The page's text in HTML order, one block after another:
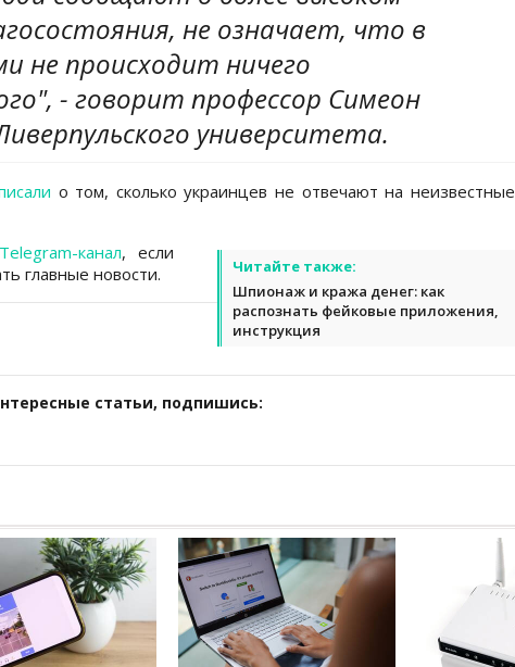
не означает, что в
не происходит ничего
- говорит профессор Симеон
университета.
о том, сколько украинцев не отвечают на неизвестные
Читайте также:
Шпионаж и кража денег: как
распознать фейковые приложения,
инструкция
Telegram-канал, если
главные новости.
статьи, подпишись: